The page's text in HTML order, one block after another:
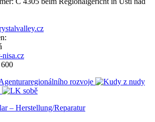
nisa.cz
– Herstellung/Reparatur